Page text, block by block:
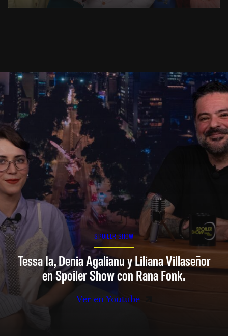
SPOILER SHOW
Tessa Ia, Denia Agalianu y Liliana Villaseñor
en Spoiler Show con Rana Fonk.
Ver en Youtube